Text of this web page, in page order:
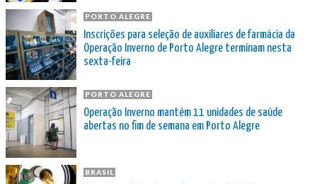
PORTO ALEGRE
Inscrições para seleção de auxiliares de farmácia da
Operação Inverno de Porto Alegre terminam nesta
sexta-feira
PORTO ALEGRE
Operação Inverno mantém 11 unidades de saúde
abertas no fim de semana em Porto Alegre
BRASIL